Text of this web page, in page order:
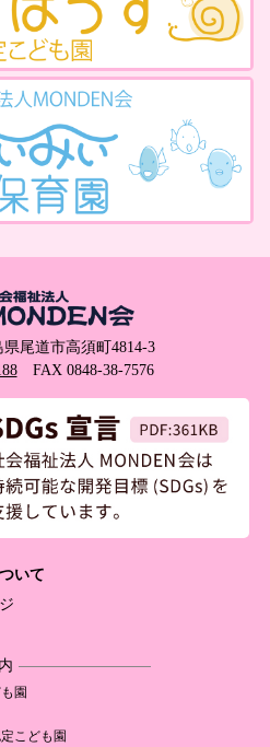
県尾道市高須町4814-3
FAX 0848-38-7576
いて
園
こども園